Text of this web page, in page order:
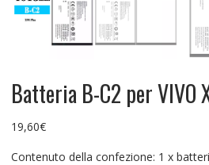
Batteria B-C2 per VIVO
19,60€
Contenuto della confezione: 1 x